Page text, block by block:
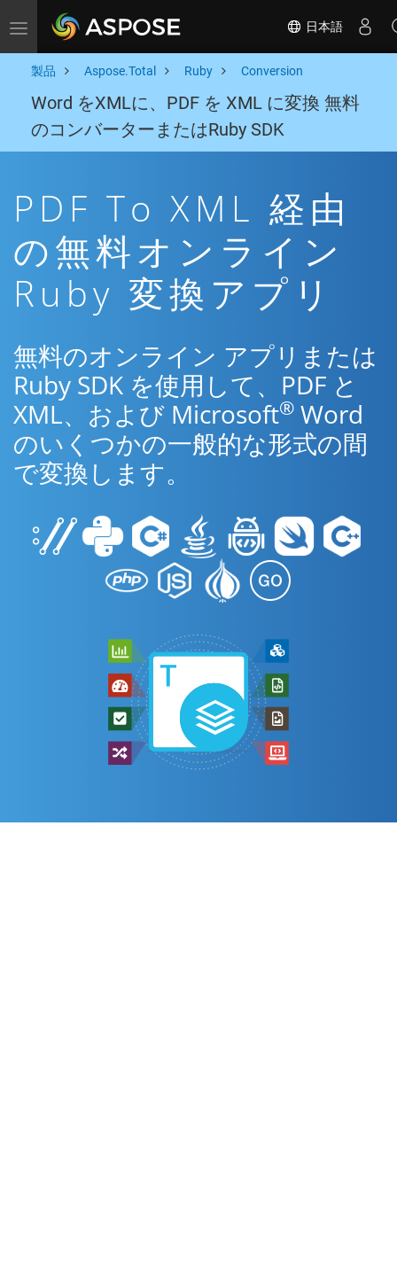
Toggle navigation 日本語
製品 Aspose.Total Ruby Conversion
Word をXMLに、PDF を XML に変換 無料
のコンバーターまたはRuby SDK
PDF To XML 経由
の無料オンライン
Ruby 変換アプリ
無料のオンライン アプリまたは
Ruby SDK を使用して、PDF と
XML、および Microsoft® Word
のいくつかの一般的な形式の間
で変換します。